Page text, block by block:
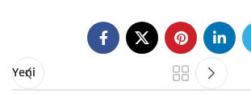
Yeni